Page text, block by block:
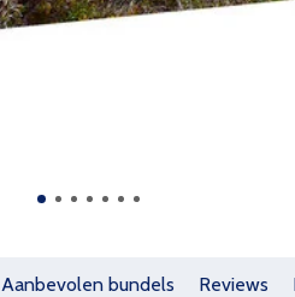
Aanbevolen bundels Reviews